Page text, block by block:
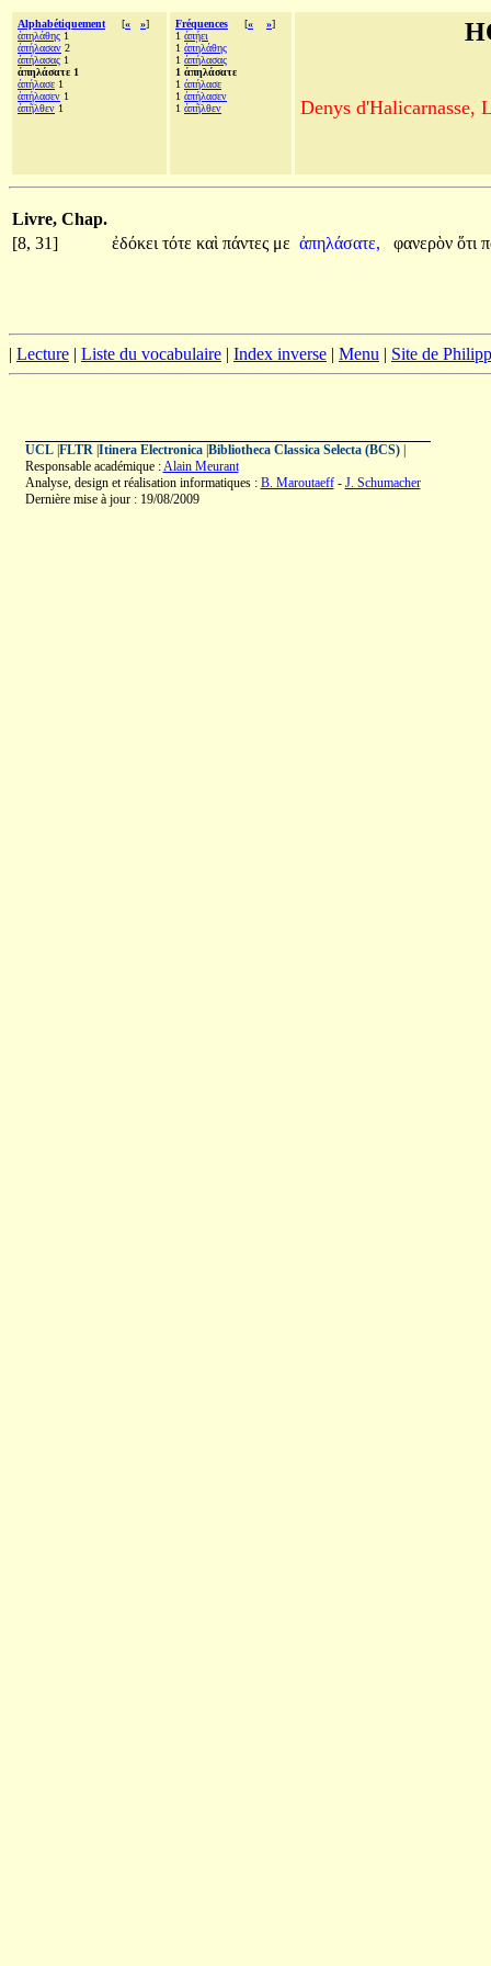
Alphabétiquement [« »]
ἀπηλάθης 1
ἀπήλασαν 2
ἀπήλασας 1
ἀπηλάσατε 1
ἀπήλασε 1
ἀπήλασεν 1
ἀπῆλθεν 1
Fréquences [« »]
1 ἀπῄει
1 ἀπηλάθης
1 ἀπήλασας
1 ἀπηλάσατε
1 ἀπήλασε
1 ἀπήλασεν
1 ἀπῆλθεν Denys d'Halicarnasse,
Livre, Chap.
[8, 31]
ἐδόκει τότε καὶ πάντες με ἀπηλάσατε, φανερὸν ὅτι
| Lecture | Liste du vocabulaire | Index inverse | Menu | Site de
UCL| FLTR| Itinera Electronica| Bibliotheca Classica Selecta (BCS)|
Responsable académique :Alain Meurant
Analyse, design et réalisation informatiques : B. Maroutaeff- J. Schumacher
Dernière mise à jour : 19/08/2009